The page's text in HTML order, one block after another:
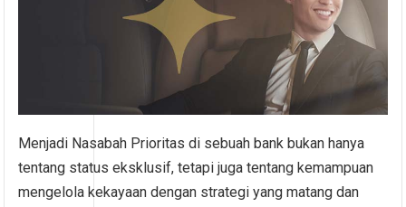
Menjadi Nasabah Prioritas di sebuah bank bukan hanya
tentang status eksklusif, tetapi juga tentang kemampuan
mengelola kekayaan dengan strategi yang matang dan